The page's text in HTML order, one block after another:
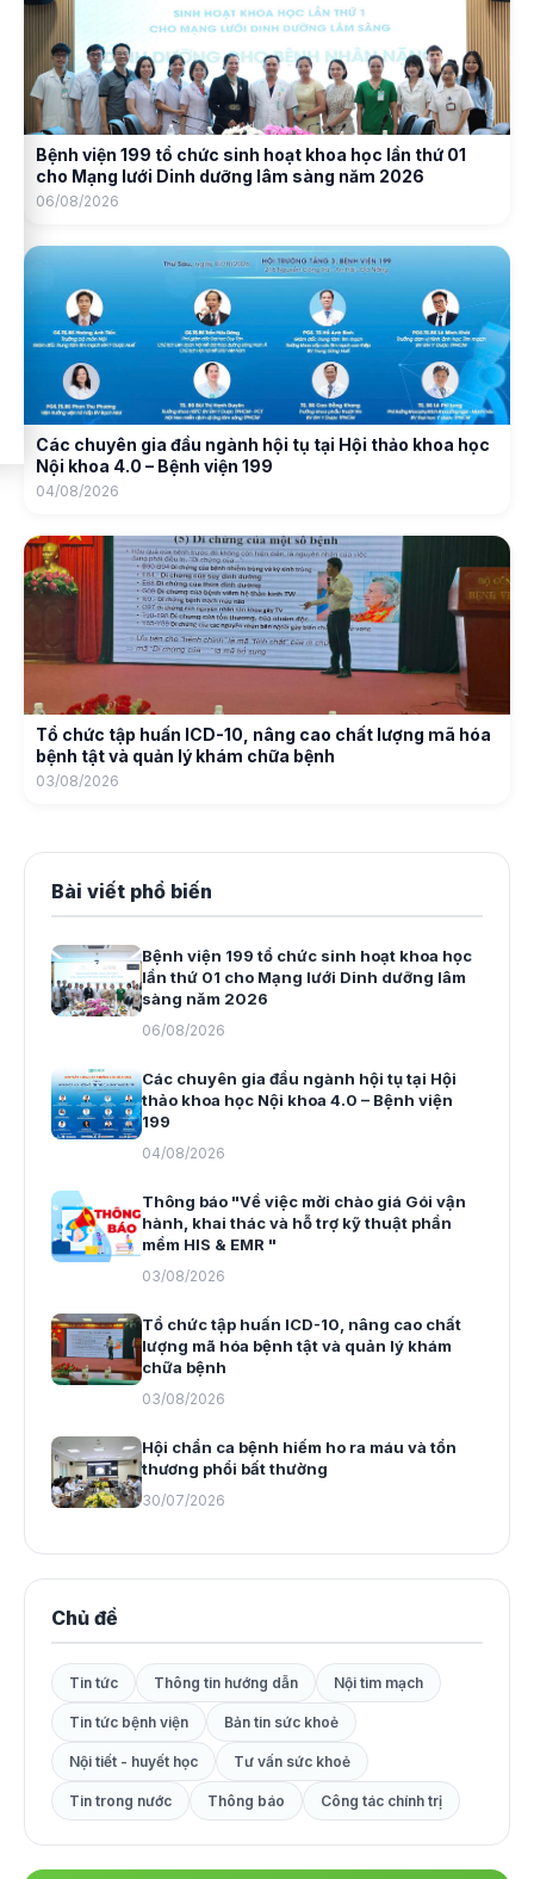
Bệnh viện 199 tổ chức sinh hoạt khoa học lần thứ 01
cho Mạng lưới Dinh dưỡng lâm sàng năm 2026
06/08/2026
Các chuyên gia đầu ngành hội tụ tại Hội thảo khoa học
Nội khoa 4.0 – Bệnh viện 199
04/08/2026
Tổ chức tập huấn ICD-10, nâng cao chất lượng mã hóa
bệnh tật và quản lý khám chữa bệnh
03/08/2026
Bài viết phổ biến
Bệnh viện 199 tổ chức sinh hoạt khoa học
lần thứ 01 cho Mạng lưới Dinh dưỡng lâm
sàng năm 2026
06/08/2026
Các chuyên gia đầu ngành hội tụ tại Hội
thảo khoa học Nội khoa 4.0 – Bệnh viện
199
04/08/2026
Thông báo "Về việc mời chào giá Gói vận
hành, khai thác và hỗ trợ kỹ thuật phần
mềm HIS & EMR "
03/08/2026
Tổ chức tập huấn ICD-10, nâng cao chất
lượng mã hóa bệnh tật và quản lý khám
chữa bệnh
03/08/2026
Hội chẩn ca bệnh hiếm ho ra máu và tổn
thương phổi bất thường
30/07/2026
Chủ đề
Tin tức Thông tin hướng dẫn Nội tim mạch
Tin tức bệnh viện Bản tin sức khoẻ
Nội tiết - huyết học Tư vấn sức khoẻ
Tin trong nước Thông báo Công tác chính trị